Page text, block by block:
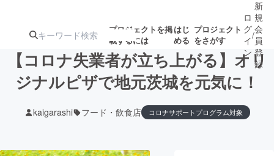
プロジェクトを掲
載するには
はじ
める
プロジェクト
をさがす
ジェクト
ターン
注目の新着プロ
ジェクト
募集終了が近いプ
ロジェクト
もうすぐ公開
されます
ロ
グ
イ
ン
/
新
規
会
員
登
録
【コロナ失業者が立ち上がる】オリ
ジナルピザで地元茨城を元気に！
kaigarashi フード・飲食店 コロナサポートプログラム対象